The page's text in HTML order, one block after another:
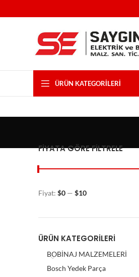
ÜRÜN KATEGORILERI
FIYATA GÖRE FILTRELE
Fiyat: $0 — $10
ÜRÜN KATEGORILERI
BOBİNAJ MALZEMELERİ
Bosch Yedek Parça